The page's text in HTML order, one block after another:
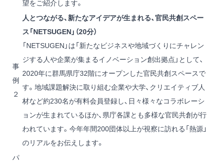
望をご紹介します。
事
例
２
人とつながる、新たなアイデアが生まれる、官民共創スペー
ス「NETSUGEN」（20分）
「NETSUGEN」は「新たなビジネスや地域づくりにチャレン
ジする人や企業が集まるイノベーション創出拠点」として、
2020年に群馬県庁32階にオープンした官民共創スペースで
す。地域課題解決に取り組む企業や大学、クリエイティブ人
材など約230名が有料会員登録し、日々様々なコラボレーシ
ョンが生まれているほか、県庁各課とも多様な官民共創が行
われています。今年年間200団体以上が視察に訪れる「熱源」
のリアルをお伝えします。
パ